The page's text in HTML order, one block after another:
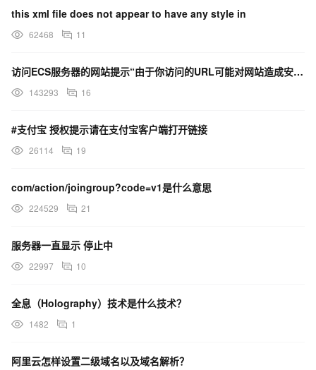
this xml file does not appear to have any style in
62468 11
访问ECS服务器的网站提示“由于你访问的URL可能对网站造成安全威胁，您的访问被阻断”，这是什么原因？
143293 16
#支付宝 授权提示请在支付宝客户端打开链接
26114 19
com/action/joingroup?code=v1是什么意思
224529 21
服务器一直显示 停止中
22997 10
全息（Holography）技术是什么技术？
1482 1
阿里云怎样设置二级域名以及域名解析？